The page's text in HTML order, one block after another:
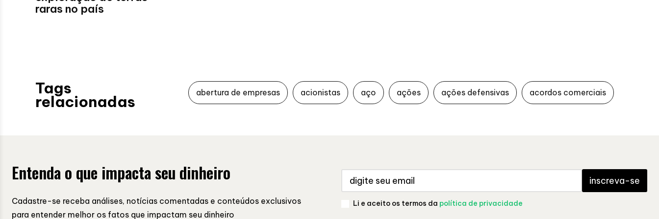
raras no país
Tags
relacionadas abertura de empresas acionistas aço ações ações defensivas acordos comerciais
Entenda o que impacta seu dinheiro
Cadastre-se receba análises, notícias comentadas e conteúdos exclusivos
para entender melhor os fatos que impactam seu dinheiro
inscreva-se
Li e aceito os termos da política de privacidade